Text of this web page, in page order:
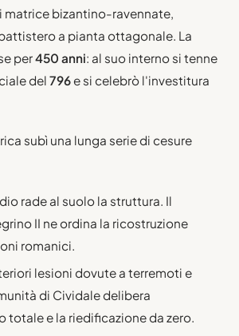
matrice bizantino-ravennate,
a pianta ottagonale. La
per450 anni: al suo interno si tenne
del 796e si celebrò l'investitura
subì una lunga serie di cesure
rade al suolo la struttura. Il
II ne ordina la ricostruzione
romanici.
lesioni dovute a terremoti e
di Cividale delibera
totale e la riedificazione da zero.